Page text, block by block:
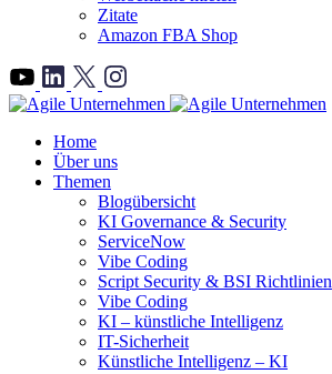
Zitate
Amazon FBA Shop
">
Home
Über uns
Themen
Blogübersicht
KI Governance & Security
ServiceNow
Vibe Coding
Script Security & BSI Richtlinien
Vibe Coding
KI – künstliche Intelligenz
IT-Sicherheit
Künstliche Intelligenz – KI